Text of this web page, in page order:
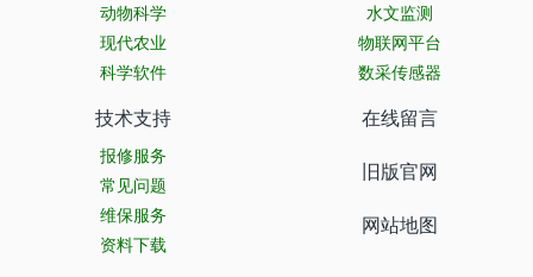
动物科学
现代农业
科学软件
水文监测
物联网平台
数采传感器
技术支持
报修服务
常见问题
维保服务
资料下载
在线留言
旧版官网
网站地图